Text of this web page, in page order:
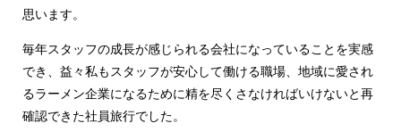
思います。
毎年スタッフの成長が感じられる会社になっていることを実感
でき、益々私もスタッフが安心して働ける職場、地域に愛され
るラーメン企業になるために精を尽くさなければいけないと再
確認できた社員旅行でした。